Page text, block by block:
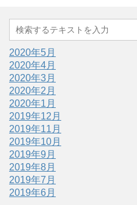
2020年5月
2020年4月
2020年3月
2020年2月
2020年1月
2019年12月
2019年11月
2019年10月
2019年9月
2019年8月
2019年7月
2019年6月